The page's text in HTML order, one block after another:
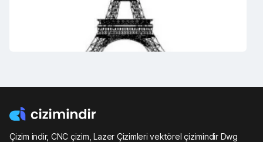
Çizim indir, CNC çizim, Lazer Çizimleri vektörel çizimindir Dwg